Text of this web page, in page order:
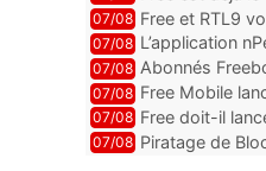
encore au
07/08 Free et RTL9
l’obtenir
07/08 L’application
Mobile,
07/08 Abonnés
07/08 Free Mobile
des promos et
07/08 Free doit-il
07/08 Piratage de